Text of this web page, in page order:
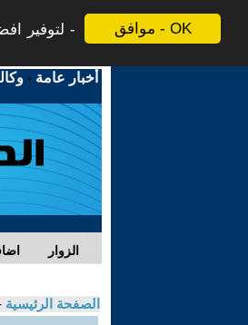
موافق - OK
لتوفير
أخبار عامة -
الزوار
الصفحة الرئيسية